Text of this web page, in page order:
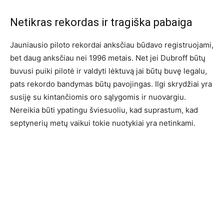
Netikras rekordas ir tragiška pabaiga
Jauniausio piloto rekordai anksčiau būdavo registruojami,
bet daug anksčiau nei 1996 metais. Net jei Dubroff būtų
buvusi puiki pilotė ir valdyti lėktuvą jai būtų buvę legalu,
pats rekordo bandymas būtų pavojingas. Ilgi skrydžiai yra
susiję su kintančiomis oro sąlygomis ir nuovargiu.
Nereikia būti ypatingu šviesuoliu, kad suprastum, kad
septynerių metų vaikui tokie nuotykiai yra netinkami.